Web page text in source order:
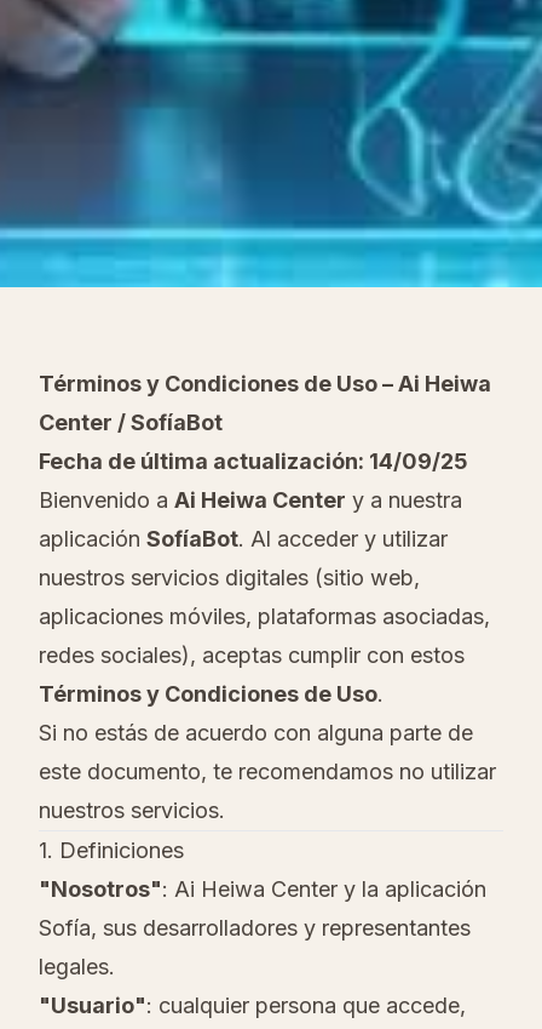
Términos y Condiciones de Uso – Ai Heiwa
Center / SofíaBot
Fecha de última actualización: 14/09/25
Bienvenido a Ai Heiwa Center y a nuestra
aplicación SofíaBot. Al acceder y utilizar
nuestros servicios digitales (sitio web,
aplicaciones móviles, plataformas asociadas,
redes sociales), aceptas cumplir con estos
Términos y Condiciones de Uso.
Si no estás de acuerdo con alguna parte de
este documento, te recomendamos no utilizar
nuestros servicios.
1. Definiciones
"Nosotros": Ai Heiwa Center y la aplicación
Sofía, sus desarrolladores y representantes
legales.
"Usuario": cualquier persona que accede,